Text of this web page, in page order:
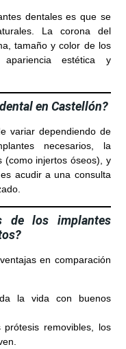
dentales es que se
La corona del
tamaño y color de los
estética y
en Castellón?
variar dependiendo de
necesarios, la
(como injertos óseos), y
acudir a una consulta
de los implantes
en comparación
la vida con buenos
removibles, los